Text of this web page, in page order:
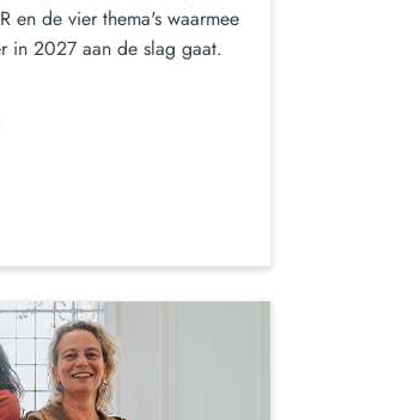
en de vier thema's waarmee
in 2027 aan de slag gaat.